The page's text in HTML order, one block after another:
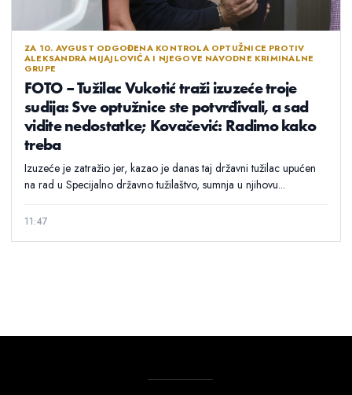
ZA 10. AVGUST ODGOĐENA KONTROLA OPTUŽNICE PROTIV
ALEKSANDRA MIJAJLOVIĆA I NJEGOVE NAVODNE KRIMINALNE
GRUPE
FOTO – Tužilac Vukotić traži izuzeće troje
sudija: Sve optužnice ste potvrđivali, a sad
vidite nedostatke; Kovačević: Radimo kako
treba
Izuzeće je zatražio jer, kazao je danas taj državni tužilac upućen
na rad u Specijalno državno tužilaštvo, sumnja u njihovu...
11:47